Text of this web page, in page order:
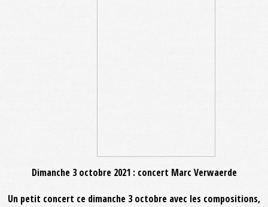
Dimanche 3 octobre 2021 : concert Marc Verwaerde
Un petit concert ce dimanche 3 octobre avec les compositions,